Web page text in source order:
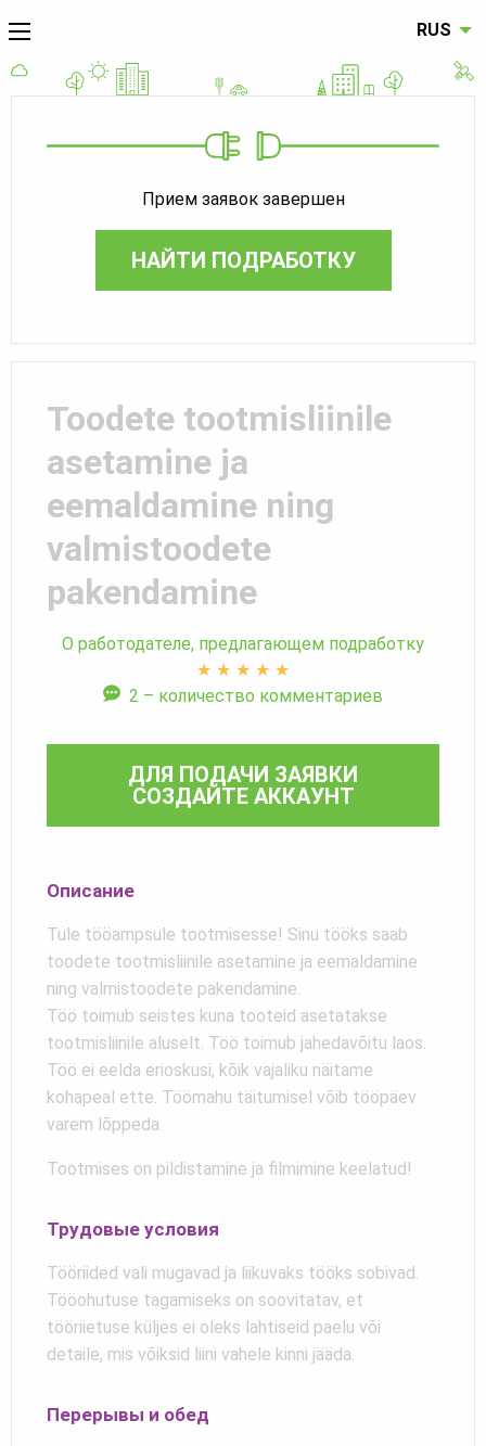
RUS
Прием заявок завершен
НАЙТИ ПОДРАБОТКУ
Toodete tootmisliinile
asetamine ja
eemaldamine ning
valmistoodete
pakendamine
О работодателе, предлагающем подработку
★ ★ ★ ★ ★
2 – количество комментариев
ДЛЯ ПОДАЧИ ЗАЯВКИ
СОЗДАЙТЕ АККАУНТ
Описание
Tule tööampsule tootmisesse! Sinu tööks saab
toodete tootmisliinile asetamine ja eemaldamine
ning valmistoodete pakendamine.
Töö toimub seistes kuna tooteid asetatakse
tootmisliinile aluselt. Töö toimub jahedavõitu laos.
Töö ei eelda erioskusi, kõik vajaliku näitame
kohapeal ette. Töömahu täitumisel võib tööpäev
varem lõppeda.
Tootmises on pildistamine ja filmimine keelatud!
Трудовые условия
Tööriided vali mugavad ja liikuvaks tööks sobivad.
Tööohutuse tagamiseks on soovitatav, et
tööriietuse küljes ei oleks lahtiseid paelu või
detaile, mis võiksid liini vahele kinni jääda.
Перерывы и обед